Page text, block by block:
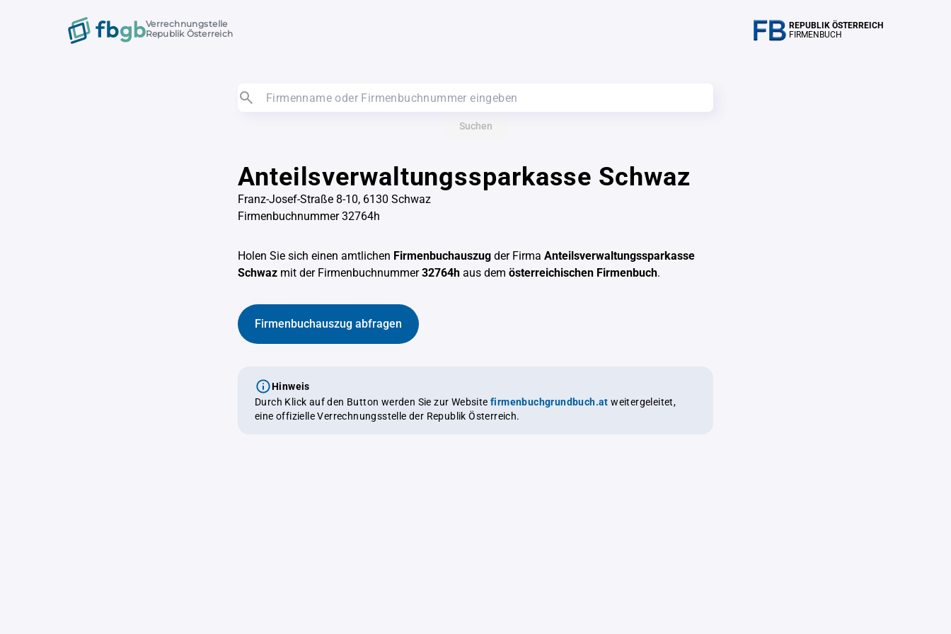
Verrechnungstelle
Republik Österreich
REPUBLIK ÖSTERREICH
FIRMENBUCH
Suchen
Anteilsverwaltungssparkasse Schwaz
Franz-Josef-Straße 8-10, 6130 Schwaz
Firmenbuchnummer 32764h
Holen Sie sich einen amtlichen Firmenbuchauszug der Firma Anteilsverwaltungssparkasse
Schwaz mit der Firmenbuchnummer32764h aus dem österreichischen Firmenbuch.
Firmenbuchauszug abfragen
Hinweis
Durch Klick auf den Button werden Sie zur Website firmenbuchgrundbuch.at weitergeleitet,
eine offizielle Verrechnungsstelle der Republik Österreich.